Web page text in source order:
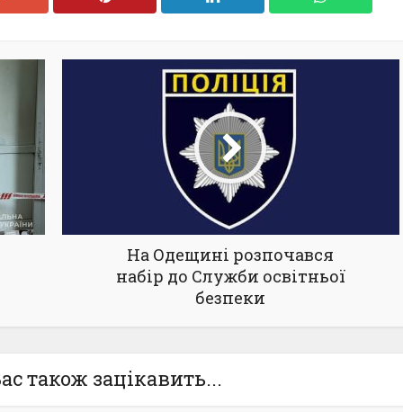
На Одещині розпочався
набір до Служби освітньої
безпеки
також зацікавить...